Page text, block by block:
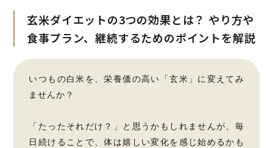
玄米ダイエットの3つの効果とは？ やり方や
食事プラン、継続するためのポイントを解説
いつもの白米を、栄養価の高い「玄米」に変えてみ
ませんか？
「たったそれだけ？」と思うかもしれませんが、毎
日続けることで、体は嬉しい変化を感じ始めるかも